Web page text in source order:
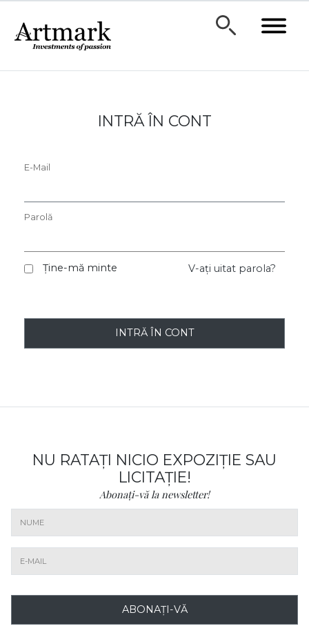
INTRĂ ÎN CONT
E-Mail
Parolă
Ține-mă minte V-ați uitat parola?
INTRĂ ÎN CONT
NU RATAȚI NICIO EXPOZIȚIE SAU
LICITAȚIE!
Abonați-vă la newsletter!
ABONAȚI-VĂ